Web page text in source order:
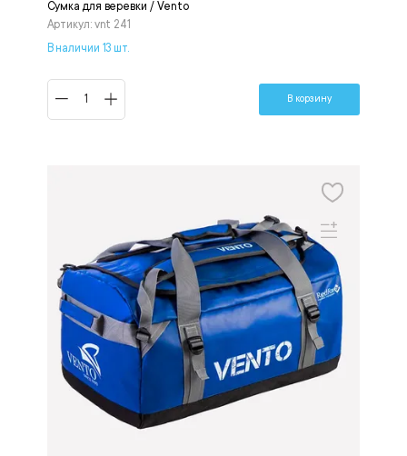
Сумка для веревки / Vento
Артикул: vnt 241
В наличии 13 шт.
В корзину